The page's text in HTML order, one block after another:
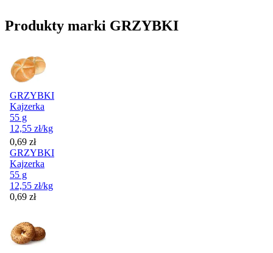
Produkty marki GRZYBKI
GRZYBKI
Kajzerka
55 g
12,55 zł/kg
Cena
0,69 zł
GRZYBKI
Kajzerka
55 g
12,55 zł/kg
Cena
0,69 zł